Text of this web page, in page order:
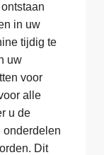
in uw
tijdig te
uw
voor
alle
u de
onderdelen
Dit